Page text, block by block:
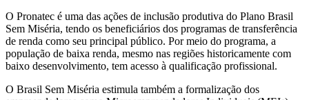
O Pronatec é uma das ações de inclusão produtiva do Plano Brasil
Sem Miséria, tendo os beneficiários dos programas de transferência
de renda como seu principal público. Por meio do programa, a
população de baixa renda, mesmo nas regiões historicamente com
baixo desenvolvimento, tem acesso à qualificação profissional.
O Brasil Sem Miséria estimula também a formalização dos